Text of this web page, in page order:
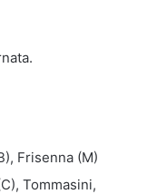
Frisenna (M)
Tommasini,